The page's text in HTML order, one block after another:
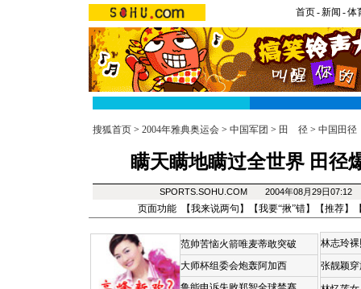
首页-新闻 -体
搜狐首页 > 2004年雅典奥运会 > 中国军团 > 田 径 > 中国田径
瞒天瞒地瞒过全世界 田径
SPORTS.SOHU.COM 2004年08月29日
页面功能 【我来说两句 】【我要“揪”错】【推荐】
范帅苦恼火箭唯麦蒂敢突破
大师杯组委会炮轰阿加西
林志玲
张靓颖